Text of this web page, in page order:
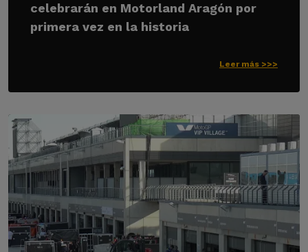
celebrarán en Motorland Aragón por
primera vez en la historia
Leer más >>>